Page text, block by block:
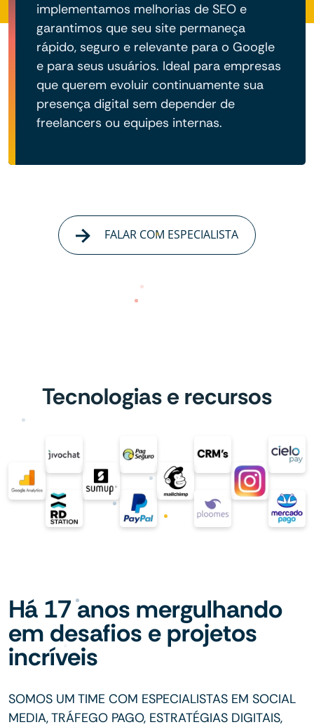
implementamos melhorias de SEO e
garantimos que seu site permaneça
rápido, seguro e relevante para o Google
e para seus usuários. Ideal para empresas
que querem evoluir continuamente sua
presença digital sem depender de
freelancers ou equipes internas.
FALAR COM ESPECIALISTA
Tecnologias e recursos
Há 17 anos mergulhando
em desafios e projetos
incríveis
SOMOS UM TIME COM ESPECIALISTAS EM SOCIAL
MEDIA, TRÁFEGO PAGO, ESTRATÉGIAS DIGITAIS,